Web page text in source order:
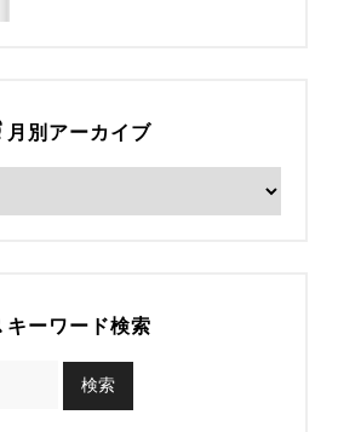
月別アーカイブ
キーワード検索